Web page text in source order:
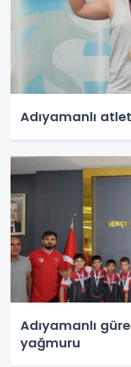
Adıyamanlı
Adıyamanlı
yağmuru